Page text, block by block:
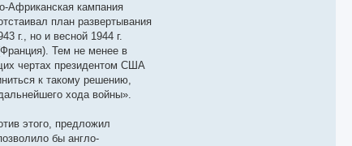
Африканская кампания
план развертывания
г., но и весной 1944 г.
Тем не менее в
чертах президентом США
к такому решению,
хода войны».
этого, предложил
бы англо-